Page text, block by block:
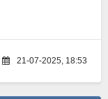
21-07-2025, 18:53